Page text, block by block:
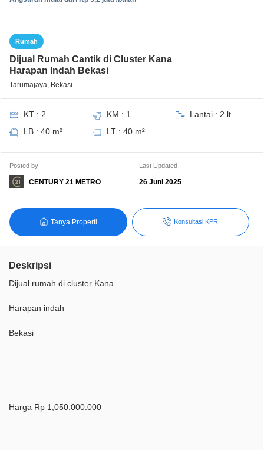
Rumah
Dijual Rumah Cantik di Cluster Kana
Harapan Indah Bekasi
Tarumajaya, Bekasi
KT : 2 KM : 1
Lantai : 2 lt
LB : 40 m²
LT : 40 m²
Posted by :
CENTURY 21 METRO
Last Updated :
26 Juni 2025
Tanya Properti Konsultasi KPR
Deskripsi
Dijual rumah di cluster Kana
Harapan indah
Bekasi
Harga Rp 1,050.000.000